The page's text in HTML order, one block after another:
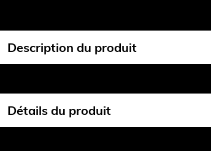
Description du produit
Détails du produit